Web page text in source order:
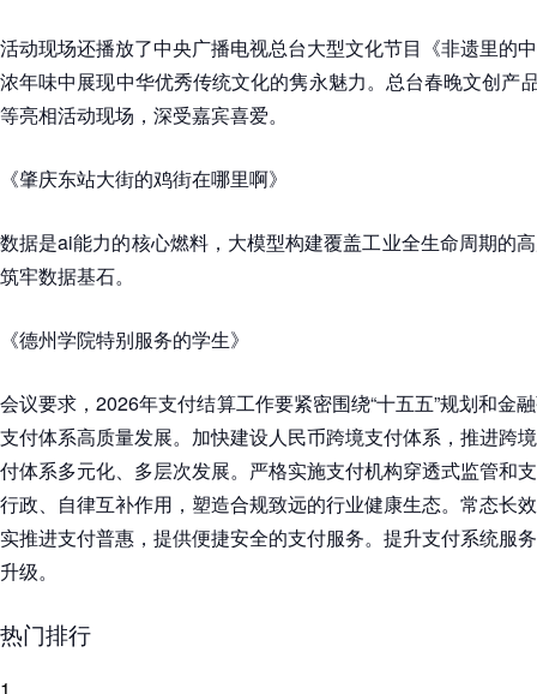
活动现场还播放了中央广播电视总台大型文化节目《非遗里的
浓年味中展现中华优秀传统文化的隽永魅力。总台春晚文创产
等亮相活动现场，深受嘉宾喜爱。
《肇庆东站大街的鸡街在哪里啊》
数据是ai能力的核心燃料，大模型构建覆盖工业全生命周期的
筑牢数据基石。
《德州学院特别服务的学生》
会议要求，2026年支付结算工作要紧密围绕“十五五”规划和金
支付体系高质量发展。加快建设人民币跨境支付体系，推进跨
付体系多元化、多层次发展。严格实施支付机构穿透式监管和
行政、自律互补作用，塑造合规致远的行业健康生态。常态长
实推进支付普惠，提供便捷安全的支付服务。提升支付系统服
升级。
热门排行